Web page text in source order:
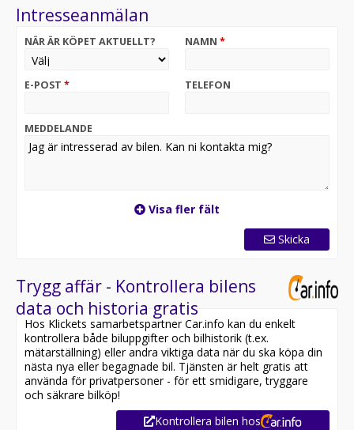
Intresseanmälan
NÄR ÄR KÖPET AKTUELLT? NAMN *
E-POST * TELEFON
MEDDELANDE
Visa fler fält
Skicka
Trygg affär - Kontrollera bilens
data och historia gratis
Hos Klickets samarbetspartner Car.info kan du enkelt
kontrollera både biluppgifter och bilhistorik (t.ex.
mätarställning) eller andra viktiga data när du ska köpa din
nästa nya eller begagnade bil. Tjänsten är helt gratis att
använda för privatpersoner - för ett smidigare, tryggare
och säkrare bilköp!
Kontrollera bilen hos